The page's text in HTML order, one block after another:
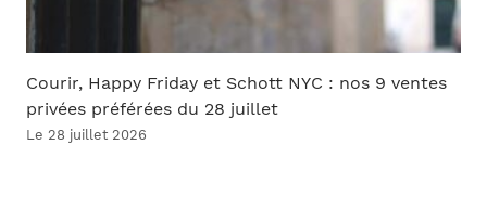
Courir, Happy Friday et Schott NYC : nos 9 ventes
privées préférées du 28 juillet
Le 28 juillet 2026